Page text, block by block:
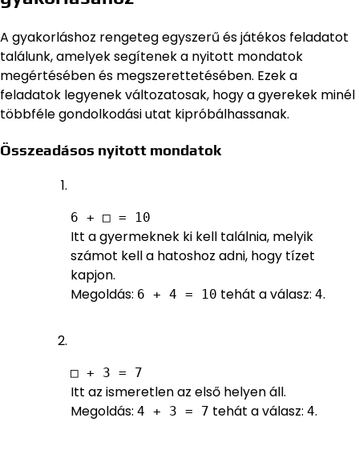
A gyakorláshoz rengeteg egyszerű és játékos feladatot
találunk, amelyek segítenek a nyitott mondatok
megértésében és megszerettetésében. Ezek a
feladatok legyenek változatosak, hogy a gyerekek minél
többféle gondolkodási utat kipróbálhassanak.
Összeadásos nyitott mondatok
6 + □ = 10
Itt a gyermeknek ki kell találnia, melyik
számot kell a hatoshoz adni, hogy tízet
kapjon.
Megoldás: 6 + 4 = 10 tehát a válasz: 4.
□ + 3 = 7
Itt az ismeretlen az első helyen áll.
Megoldás: 4 + 3 = 7 tehát a válasz: 4.